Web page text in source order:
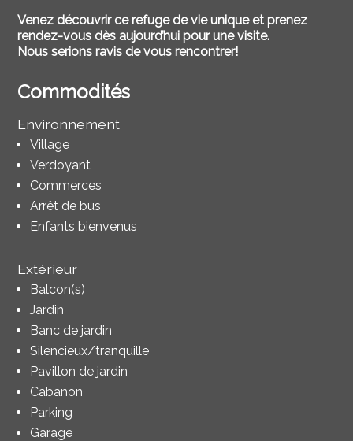
Venez découvrir ce refuge de vie unique et prenez
rendez-vous dès aujourd’hui pour une visite.
Nous serions ravis de vous rencontrer!
Commodités
Environnement
Village
Verdoyant
Commerces
Arrêt de bus
Enfants bienvenus
Extérieur
Balcon(s)
Jardin
Banc de jardin
Silencieux/tranquille
Pavillon de jardin
Cabanon
Parking
Garage